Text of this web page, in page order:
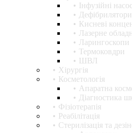
Інфузійні
Дефібрилятори
Кисневі
Лазерне
Ларингоскопи
Термоковдри
ШВЛ
Хірургія
Косметологія
Апаратна
Діагностика
Фізіотерапія
Реабілітація
Стерилізація та